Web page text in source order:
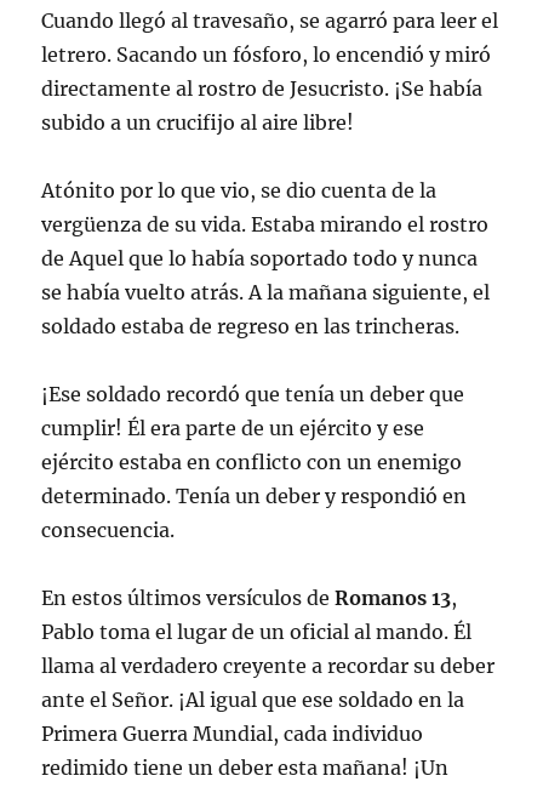
Cuando llegó al travesaño, se agarró para leer el
letrero. Sacando un fósforo, lo encendió y miró
directamente al rostro de Jesucristo. ¡Se había
subido a un crucifijo al aire libre!
Atónito por lo que vio, se dio cuenta de la
vergüenza de su vida. Estaba mirando el rostro
de Aquel que lo había soportado todo y nunca
se había vuelto atrás. A la mañana siguiente, el
soldado estaba de regreso en las trincheras.
¡Ese soldado recordó que tenía un deber que
cumplir! Él era parte de un ejército y ese
ejército estaba en conflicto con un enemigo
determinado. Tenía un deber y respondió en
consecuencia.
En estos últimos versículos deRomanos 13,
Pablo toma el lugar de un oficial al mando. Él
llama al verdadero creyente a recordar su deber
ante el Señor. ¡Al igual que ese soldado en la
Primera Guerra Mundial, cada individuo
redimido tiene un deber esta mañana! ¡Un